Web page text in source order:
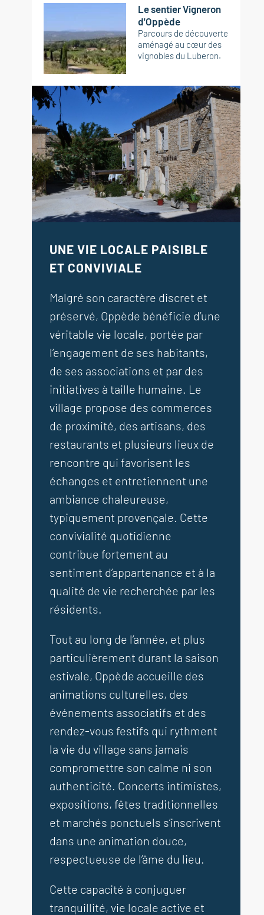
Le sentier Vigneron
d'Oppède
Parcours de découverte
aménagé au cœur des
vignobles du Luberon.
UNE VIE LOCALE PAISIBLE
ET CONVIVIALE
Malgré son caractère discret et
préservé, Oppède bénéficie d’une
véritable vie locale, portée par
l’engagement de ses habitants,
de ses associations et par des
initiatives à taille humaine. Le
village propose des commerces
de proximité, des artisans, des
restaurants et plusieurs lieux de
rencontre qui favorisent les
échanges et entretiennent une
ambiance chaleureuse,
typiquement provençale. Cette
convivialité quotidienne
contribue fortement au
sentiment d’appartenance et à la
qualité de vie recherchée par les
résidents.
Tout au long de l’année, et plus
particulièrement durant la saison
estivale, Oppède accueille des
animations culturelles, des
événements associatifs et des
rendez-vous festifs qui rythment
la vie du village sans jamais
compromettre son calme ni son
authenticité. Concerts intimistes,
expositions, fêtes traditionnelles
et marchés ponctuels s’inscrivent
dans une animation douce,
respectueuse de l’âme du lieu.
Cette capacité à conjuguer
tranquillité, vie locale active et